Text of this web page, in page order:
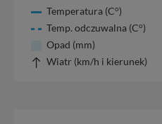
Temperatura (Co)
Temp. odczuwalna (Co)
Opad (mm)
Wiatr (km/h i kierunek)